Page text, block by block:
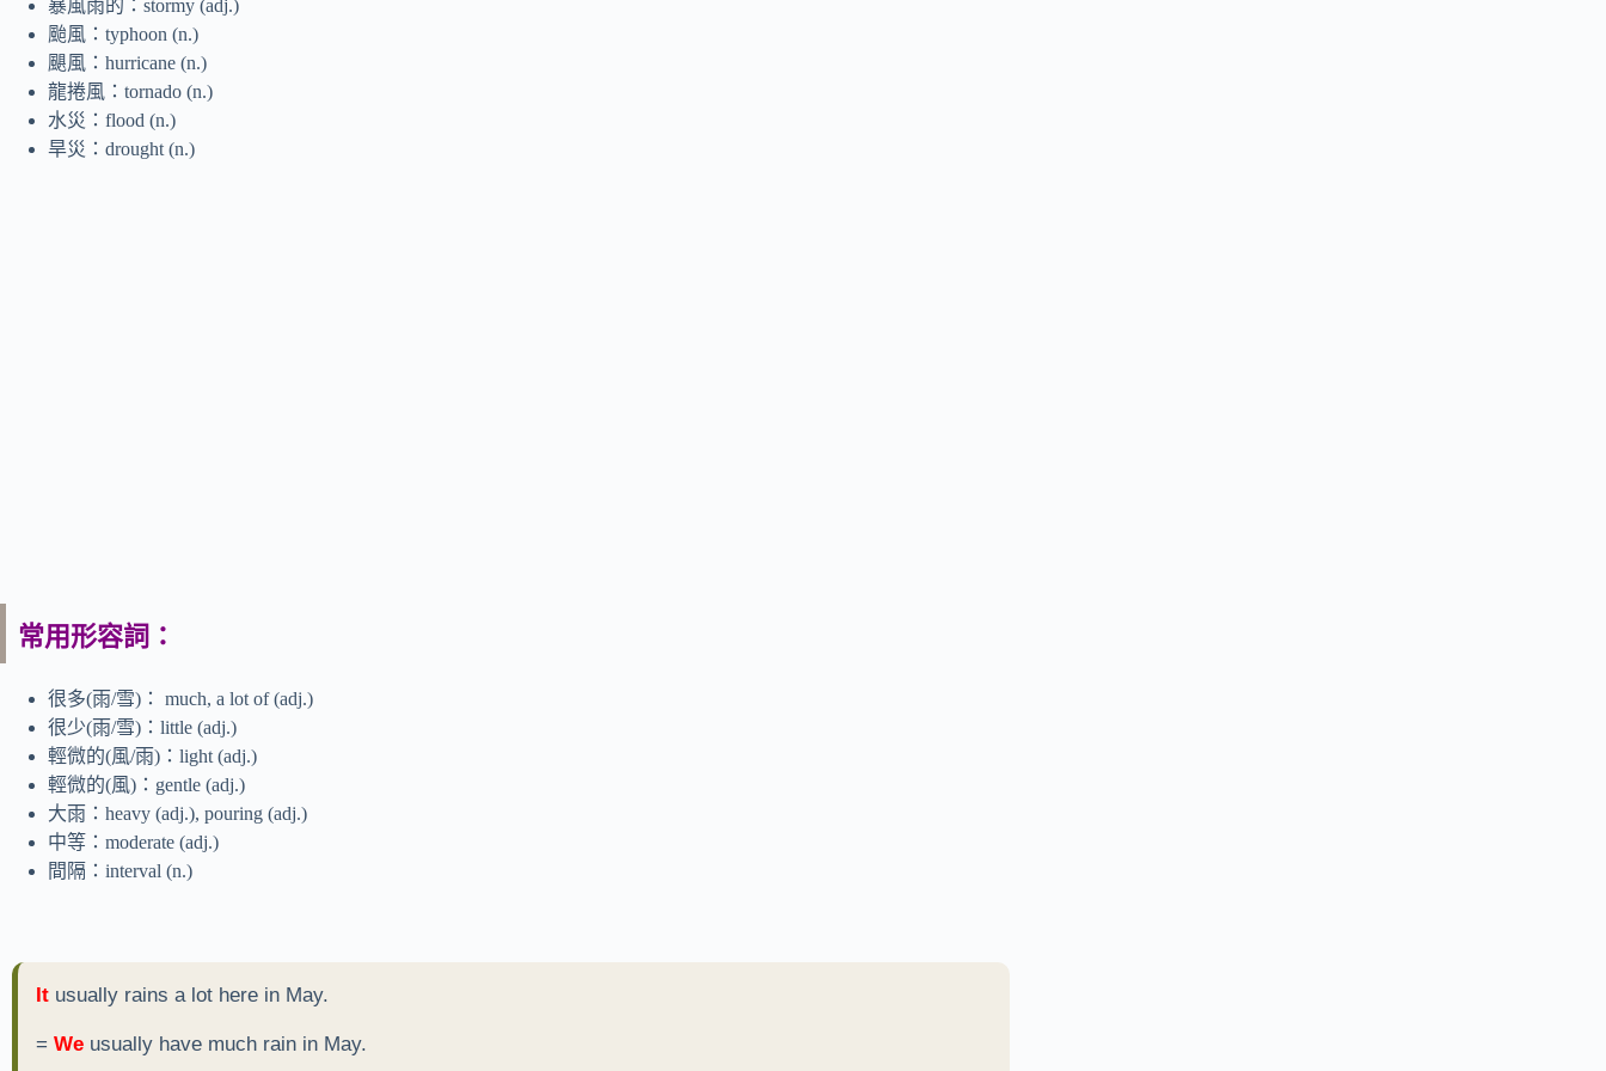
暴風雨的：stormy (adj.)
颱風：typhoon (n.)
颶風：hurricane (n.)
龍捲風：tornado (n.)
水災：flood (n.)
旱災：drought (n.)
常用形容詞：
很多(雨/雪)： much, a lot of (adj.)
很少(雨/雪)：little (adj.)
輕微的(風/雨)：light (adj.)
輕微的(風)：gentle (adj.)
大雨：heavy (adj.), pouring (adj.)
中等：moderate (adj.)
間隔：interval (n.)
It usually rains a lot here in May.
= We usually have much rain in May.